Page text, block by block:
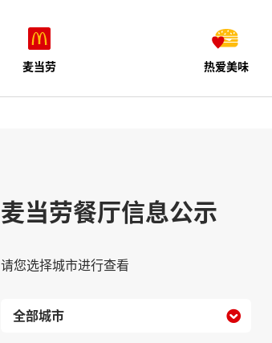
麦当劳 热爱美味
麦当劳餐厅信息公示
请您选择城市进行查看
